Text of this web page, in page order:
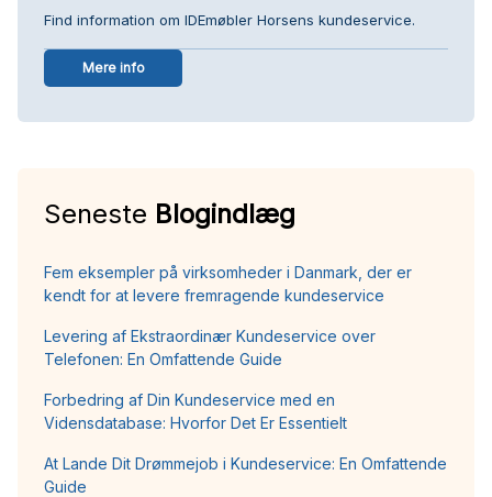
Find information om IDEmøbler Horsens kundeservice.
Mere info
Seneste Blogindlæg
Fem eksempler på virksomheder i Danmark, der er
kendt for at levere fremragende kundeservice
Levering af Ekstraordinær Kundeservice over
Telefonen: En Omfattende Guide
Forbedring af Din Kundeservice med en
Vidensdatabase: Hvorfor Det Er Essentielt
At Lande Dit Drømmejob i Kundeservice: En Omfattende
Guide